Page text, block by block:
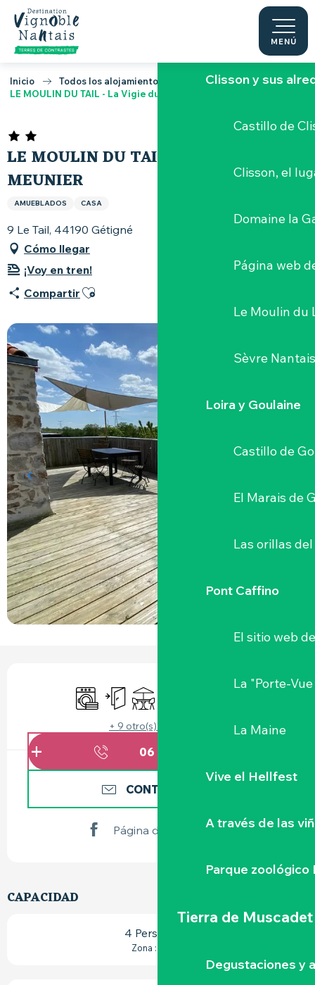
Aller
contenu
principal
MENÚ
Descubrir
Clisson y sus
Castillo de
Clisson, el
Domaine la
Página web
Le Moulin du
Sèvre
Loira y Goulaine
Castillo de
El Marais de
Las orillas
Pont Caffino
El sitio web
La "Porte-Vue
La Maine
Vive el Hellfest
A través de las
Parque zoológico
Tierra de Muscadet
Degustaciones y
Inicio
Todos los alojamientos
LE MOULIN DU TAIL - La Vigie du Meunier
LE MOULIN DU TAIL - LA VIGIE DU
MEUNIER
AMUEBLADOS CASA
9 Le Tail, 44190 Gétigné
Cómo llegar
¡Voy en tren!
Compartir Ajouter aux favoris
HORARIOS Y DATOS DE CONTACTO
LavadoraEntrada independiente
Terraza Se aceptan animales
Sábanas y ropa
+ 9 otro(s) servicio(s)
06 12 53 41
CONTÁCTENOS
Página de Facebook
CAPACIDAD
4 Persona(s)
Zona : 30 m